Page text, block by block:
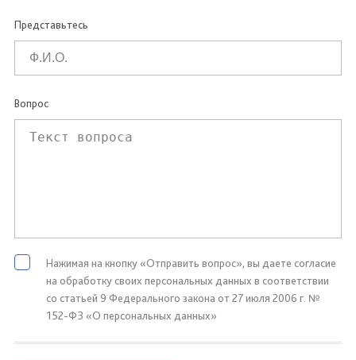
Представьтесь
Вопрос
Нажимая на кнопку «Отправить вопрос», вы даете согласие
на обработку своих персональных данных в соответствии
со статьей 9 Федерального закона от 27 июля 2006 г. №
152-ФЗ «О персональных данных»